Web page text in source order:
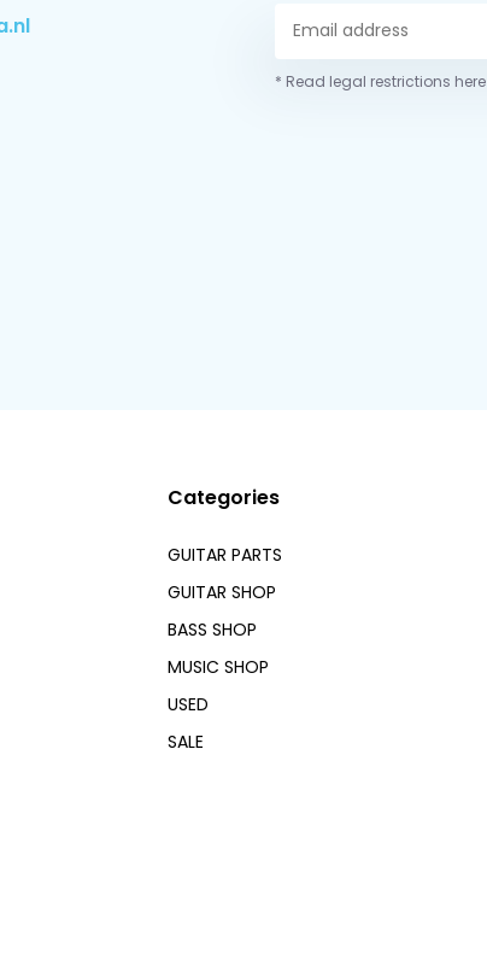
* Read legal restrictions here
Categories
GUITAR PARTS
GUITAR SHOP
BASS SHOP
MUSIC SHOP
USED
SALE